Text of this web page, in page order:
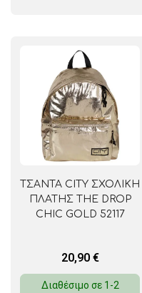
ΤΣΑΝΤΑ CITY ΣΧΟΛΙΚΗ
ΠΛΑΤΗΣ THE DROP
CHIC GOLD 52117
20,90 €
Διαθέσιμο σε 1-2